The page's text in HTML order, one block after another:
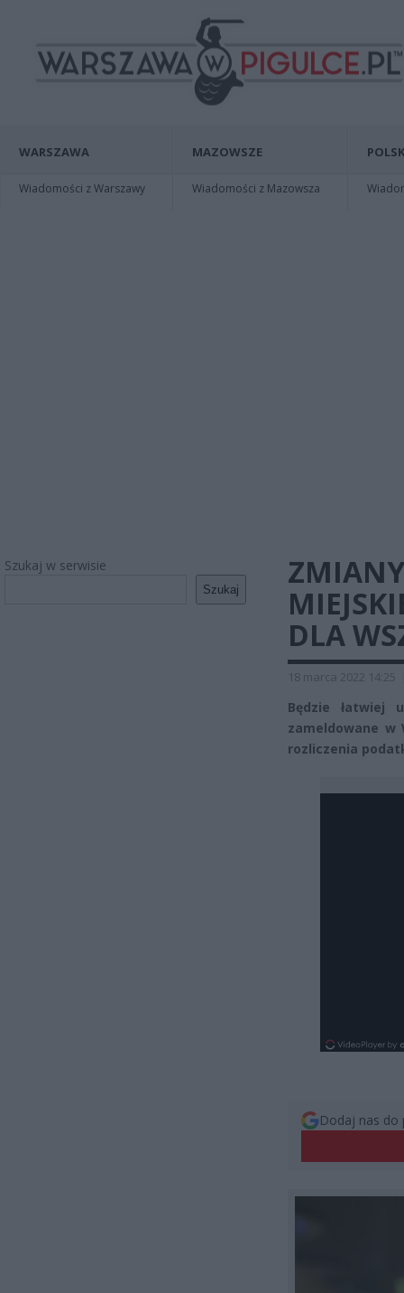
WARSZAWA
Wiadomości z Warszawy
MAZOWSZE
Wiadomości z Mazowsza
Szukaj w serwisie
Szukaj
DLA
18 marca 2022 14:25
Będzie łatwiej
zameldowane w
rozliczenia
Dodaj nas do